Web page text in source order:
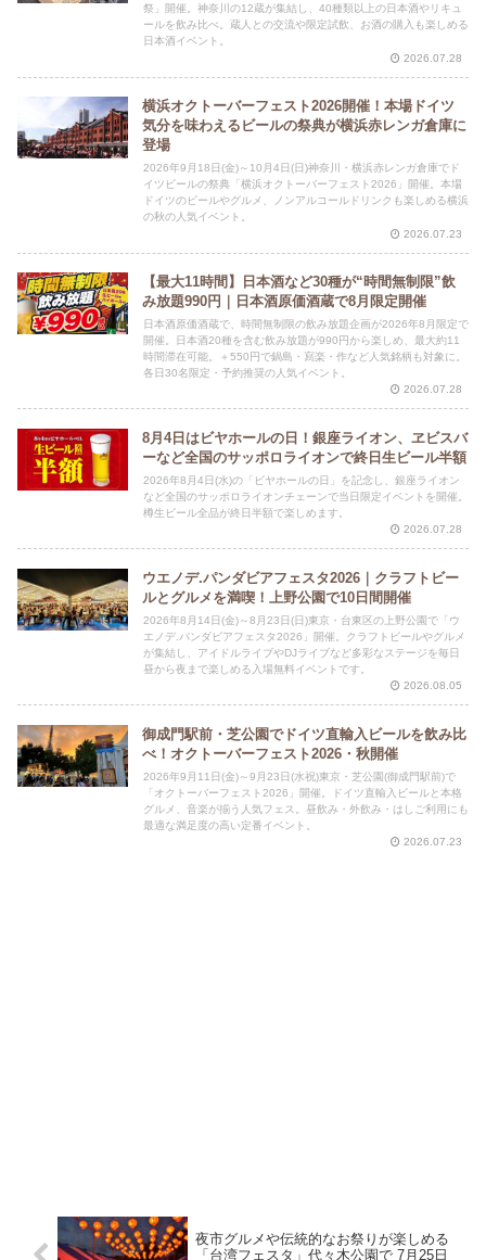
祭」開催。神奈川の12蔵が集結し、40種類以上の日本酒やリキュ
ールを飲み比べ。蔵人との交流や限定試飲、お酒の購入も楽しめる
日本酒イベント。
2026.07.28
横浜オクトーバーフェスト2026開催！本場ドイツ
気分を味わえるビールの祭典が横浜赤レンガ倉庫に
登場
2026年9月18日(金)～10月4日(日)神奈川・横浜赤レンガ倉庫でド
イツビールの祭典「横浜オクトーバーフェスト2026」開催。本場
ドイツのビールやグルメ、ノンアルコールドリンクも楽しめる横浜
の秋の人気イベント。
2026.07.23
【最大11時間】日本酒など30種が“時間無制限”飲
み放題990円｜日本酒原価酒蔵で8月限定開催
日本酒原価酒蔵で、時間無制限の飲み放題企画が2026年8月限定で
開催。日本酒20種を含む飲み放題が990円から楽しめ、最大約11
時間滞在可能。＋550円で鍋島・寫楽・作など人気銘柄も対象に。
各日30名限定・予約推奨の人気イベント。
2026.07.28
8月4日はビヤホールの日！銀座ライオン、ヱビスバ
ーなど全国のサッポロライオンで終日生ビール半額
2026年8月4日(水)の「ビヤホールの日」を記念し、銀座ライオン
など全国のサッポロライオンチェーンで当日限定イベントを開催。
樽生ビール全品が終日半額で楽しめます。
2026.07.28
ウエノデ.パンダビアフェスタ2026｜クラフトビー
ルとグルメを満喫！上野公園で10日間開催
2026年8月14日(金)～8月23日(日)東京・台東区の上野公園で「ウ
エノデ.パンダビアフェスタ2026」開催。クラフトビールやグルメ
が集結し、アイドルライブやDJライブなど多彩なステージを毎日
昼から夜まで楽しめる入場無料イベントです。
2026.08.05
御成門駅前・芝公園でドイツ直輸入ビールを飲み比
べ！オクトーバーフェスト2026・秋開催
2026年9月11日(金)～9月23日(水祝)東京・芝公園(御成門駅前)で
「オクトーバーフェスト2026」開催。ドイツ直輸入ビールと本格
グルメ、音楽が揃う人気フェス。昼飲み・外飲み・はしご利用にも
最適な満足度の高い定番イベント。
2026.07.23
夜市グルメや伝統的なお祭りが楽しめる
「台湾フェスタ」代々木公園で 7月25日